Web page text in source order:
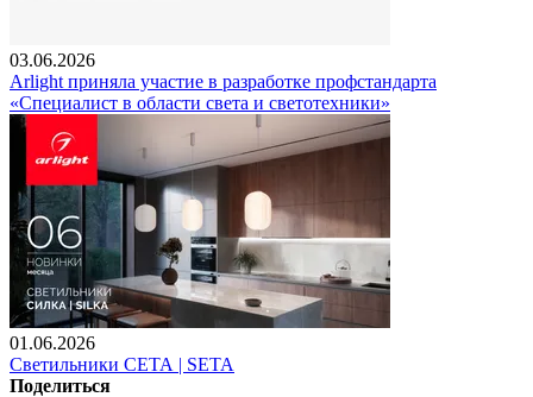
03.06.2026
Arlight приняла участие в разработке профстандарта
«Специалист в области света и светотехники»
01.06.2026
Светильники СЕТА | SETA
Поделиться